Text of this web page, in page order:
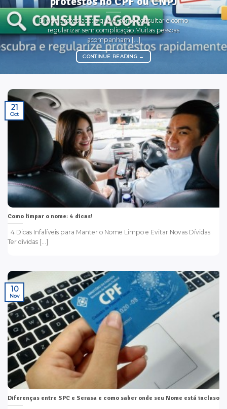
Dívida protestada: o que é, como consultar e como
regularizar sem complicação Muitas pessoas
acompanham [...]
CONTINUE READING →
Como limpar o nome: 4 dicas!
4 Dicas Infalíveis para Manter o Nome Limpo e Evitar Novas Dívidas
Ter dívidas [...]
21
Oct
Diferenças entre SPC e Serasa e como saber onde seu Nome está incluso
10
Nov